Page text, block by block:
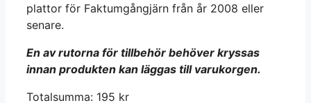
plattor för Faktumgångjärn från år 2008 eller
senare.
En av rutorna för tillbehör behöver kryssas
innan produkten kan läggas till varukorgen.
Totalsumma: 195 kr